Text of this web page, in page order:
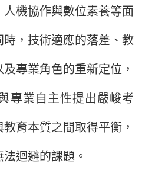
機協作與數位素養等面
，技術適應的落差、教
專業角色的重新定位，
專業自主性提出嚴峻考
育本質之間取得平衡，
迴避的課題。